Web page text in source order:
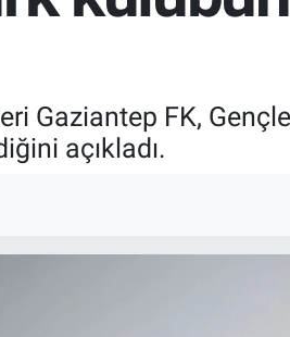
Gaziantep FK,
açıkladı.